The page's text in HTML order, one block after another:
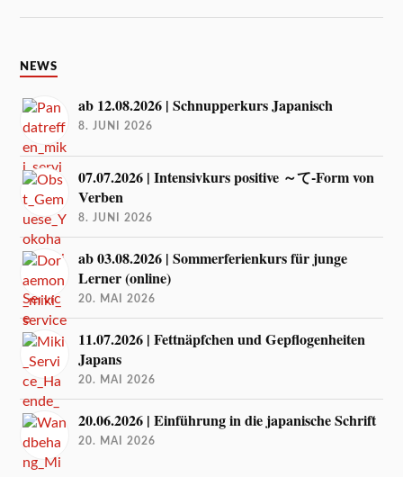
NEWS
ab 12.08.2026 | Schnupperkurs Japanisch
8. JUNI 2026
07.07.2026 | Intensivkurs positive ～て-Form von
Verben
8. JUNI 2026
ab 03.08.2026 | Sommerferienkurs für junge
Lerner (online)
20. MAI 2026
11.07.2026 | Fettnäpfchen und Gepflogenheiten
Japans
20. MAI 2026
20.06.2026 | Einführung in die japanische Schrift
20. MAI 2026